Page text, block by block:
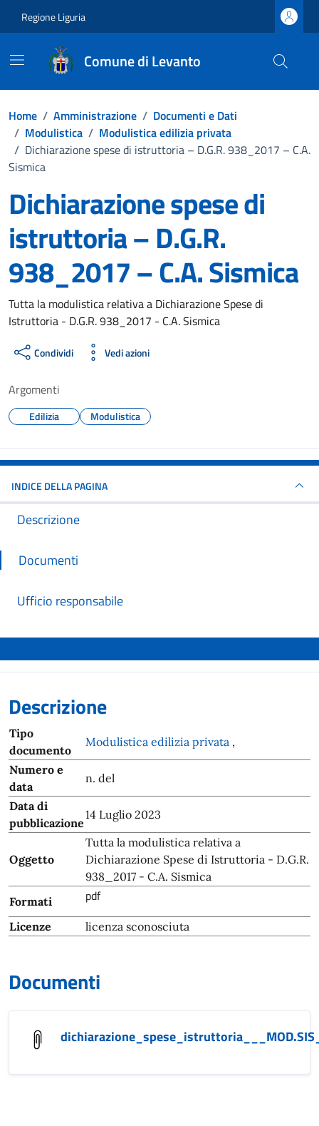
Regione Liguria
Comune di Levanto
Home / Amministrazione / Documenti e Dati
/ Modulistica / Modulistica edilizia privata
/ Dichiarazione spese di istruttoria – D.G.R. 938_2017 – C.A.
Sismica
Dichiarazione spese di
istruttoria – D.G.R.
938_2017 – C.A. Sismica
Dettagli del documento
Tutta la modulistica relativa a Dichiarazione Spese di
Istruttoria - D.G.R. 938_2017 - C.A. Sismica
Condividi Vedi azioni
Argomenti
Edilizia Modulistica
INDICE DELLA PAGINA
Descrizione
Documenti
Ufficio responsabile
Descrizione
Tipo
documento
Modulistica edilizia privata ,
Numero e
data
n. del
Data di
pubblicazione
14 Luglio 2023
Oggetto
Tutta la modulistica relativa a
Dichiarazione Spese di Istruttoria - D.G.R.
938_2017 - C.A. Sismica
Formati
pdf
Licenze licenza sconosciuta
Documenti